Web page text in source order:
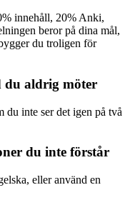
innehåll, 20% Anki,
beror på dina mål,
du troligen för
du aldrig möter
inte ser det igen på två
du inte förstår
eller använd en